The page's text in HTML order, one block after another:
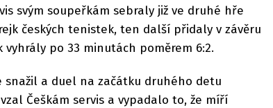
svým soupeřkám sebraly již ve druhé hře
českých tenistek, ten další přidaly v závěru
po 33 minutách poměrem 6:2.
snažil a duel na začátku druhého detu
Češkám servis a vypadalo to, že míří